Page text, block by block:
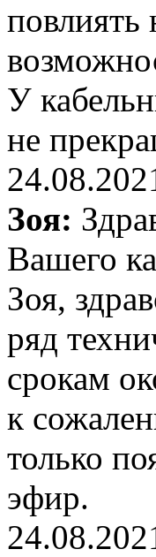
повлиять
У
не
Зоя:
Вашего
Зоя,
ряд
срокам
к
только
эфир.